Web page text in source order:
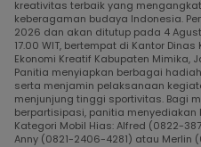
kreativitas terbaik yang
keberagaman budaya Indonesia.
2026 dan akan ditutup pada 4
17.00 WIT, bertempat di Kantor
Ekonomi Kreatif Kabupaten Mimika,
Panitia menyiapkan berbagai
serta menjamin pelaksanaan
menjunjung tinggi sportivitas. Bagi
berpartisipasi, panitia menyediakan
Kategori Mobil Hias: Alfred (0822-
Anny (0821-2406-4281) atau Merlin